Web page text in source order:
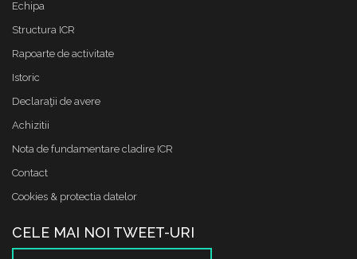
Echipa
Structura ICR
Rapoarte de activitate
Istoric
Declaraţii de avere
Achizitii
Nota de fundamentare cladire ICR
Contact
Cookies & protectia datelor
CELE MAI NOI TWEET-URI